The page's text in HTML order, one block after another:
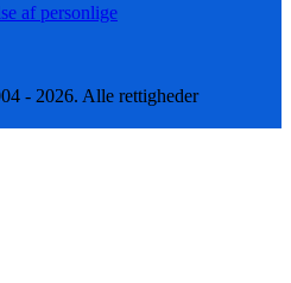
af personlige
- 2026. Alle rettigheder